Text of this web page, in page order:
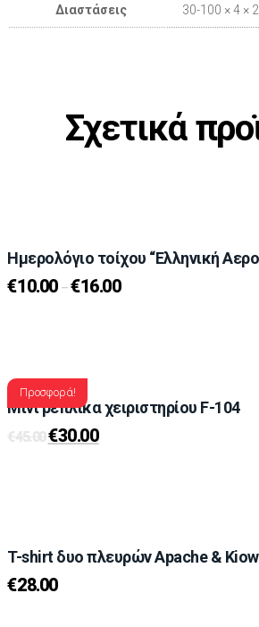
Διαστάσεις 30-100 × 4 ×
Σχετικά
Ημερολόγιο τοίχου “Ελληνική
€10.00–€16.00
Προσφορά!
Μίνι ρέπλικα χειριστηρίου F-104
€45.00€30.00
T-shirt δυο πλευρών Αpache &
€28.00